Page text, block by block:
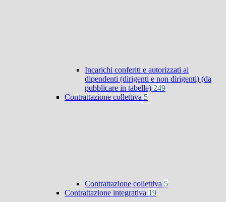
Incarichi conferiti e autorizzati ai
dipendenti (dirigenti e non dirigenti) (da
pubblicare in tabelle) 249
Contrattazione collettiva 5
Contrattazione collettiva 5
Contrattazione integrativa 19